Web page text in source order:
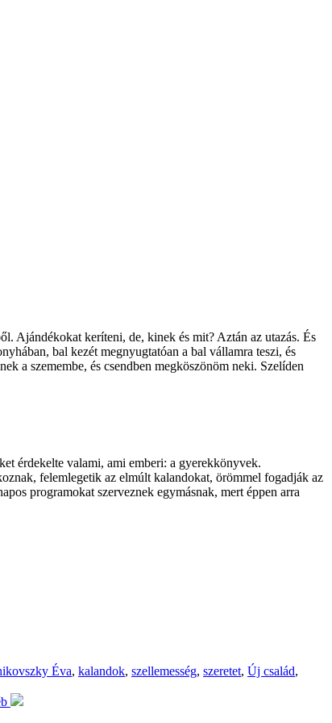
Ajándékokat keríteni, de, kinek és mit? Aztán az utazás. És
bal kezét megnyugtatóan a bal vállamra teszi, és
a szemembe, és csendben megköszönöm neki. Szelíden
érdekelte valami, ami emberi: a gyerekkönyvek.
felemlegetik az elmúlt kalandokat, örömmel fogadják az
programokat szerveznek egymásnak, mert éppen arra
Éva, kalandok, szellemesség, szeretet, Új család,